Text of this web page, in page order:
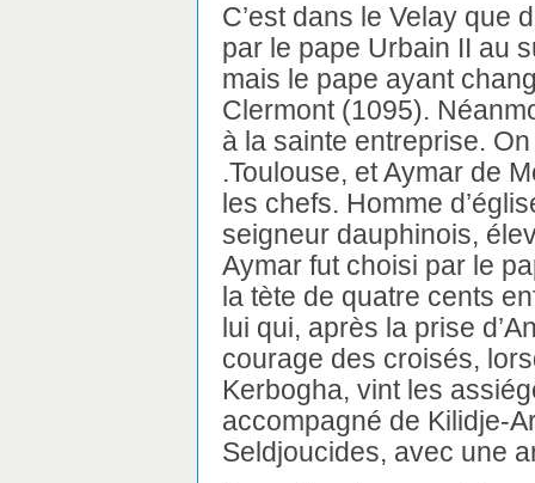
C’est dans le Velay que
par le pape Urbain II au
mais le pape ayant
Clermont (1095).
à la sainte entreprise.
.Toulouse, et Aymar de
les chefs. Homme
seigneur dauphinois,
Aymar fut choisi par le
la tète de quatre cents
lui qui, après la prise
courage des croisés,
Kerbogha, vint les
accompagné de Kilidje-
Seldjoucides, avec une